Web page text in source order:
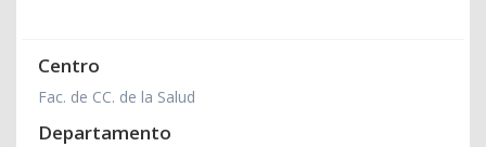
Centro
Fac. de CC. de la Salud
Departamento